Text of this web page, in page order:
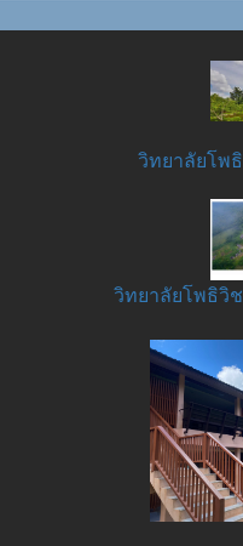
วิทยาลัยโพ
วิทยาลัยโพธิวิ